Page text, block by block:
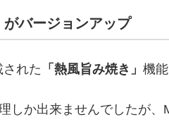
がバージョンアップ
れた 「熱風旨み焼き」 機
しか出来ませんでしたが